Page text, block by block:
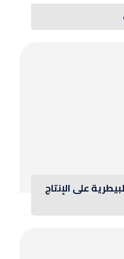
على الإنتاج